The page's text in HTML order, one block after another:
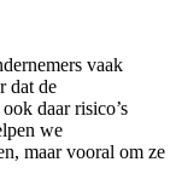
vaak
dat de
daar risico’s
we
maar vooral om ze